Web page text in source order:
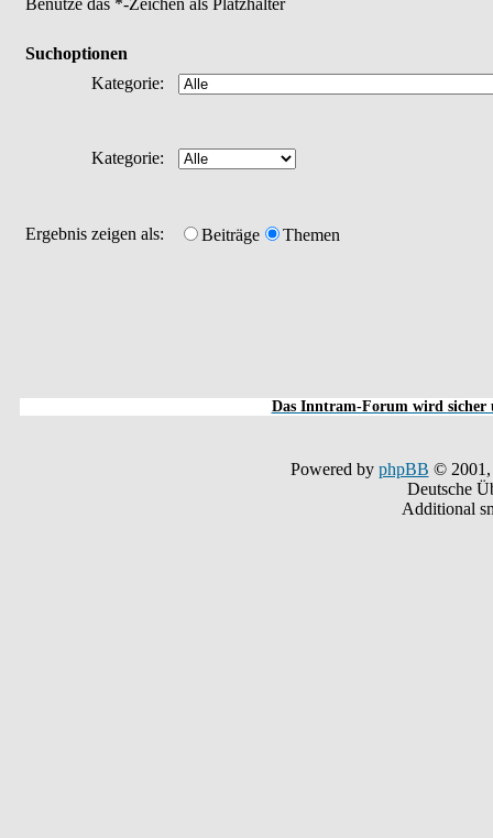
Benutze das *-Zeichen als Platzhalter
Suchoptionen
Kategorie:
Kategorie:
Ergebnis zeigen als: Beiträge Themen
Das Inntram-Forum wird sicher
Powered by phpBB © 2001,
Deutsche
Additional